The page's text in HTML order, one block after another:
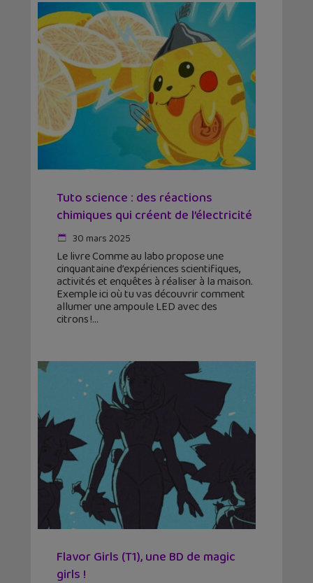
Tuto science : des réactions
chimiques qui créent de l’électricité
30 mars 2025
Le livre Comme au labo propose une
cinquantaine d’expériences scientifiques,
activités et enquêtes à réaliser à la maison.
Exemple ici où tu vas découvrir comment
allumer une ampoule LED avec des
citrons !
Flavor Girls (T1), une BD de magic
girls !